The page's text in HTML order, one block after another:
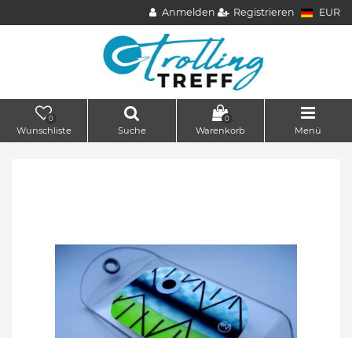
Anmelden Registrieren EUR
0
Wunschliste Suche
0
Warenkorb Menü